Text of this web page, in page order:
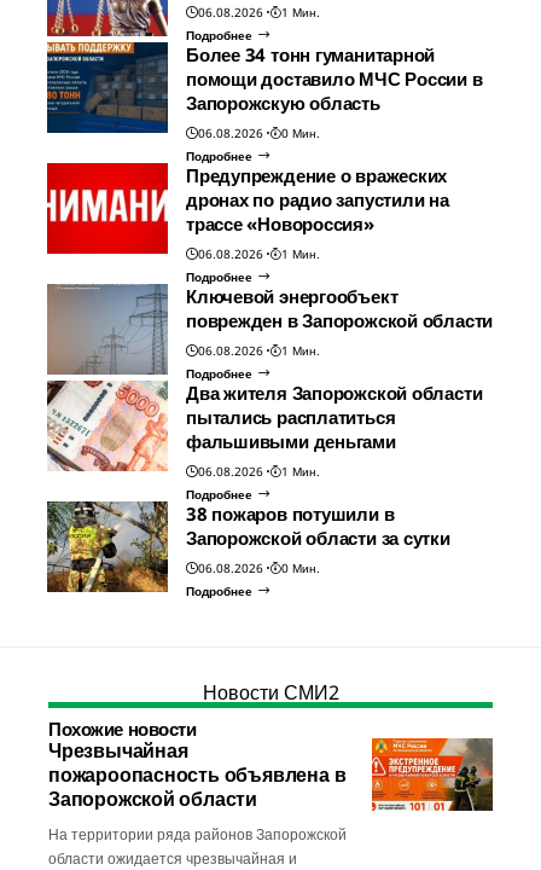
06.08.2026
1 Мин.
Подробнее
Более 34 тонн гуманитарной
помощи доставило МЧС России в
Запорожскую область
06.08.2026
0 Мин.
Подробнее
Предупреждение о вражеских
дронах по радио запустили на
трассе «Новороссия»
06.08.2026
1 Мин.
Подробнее
Ключевой энергообъект
поврежден в Запорожской области
06.08.2026
1 Мин.
Подробнее
Два жителя Запорожской области
пытались расплатиться
фальшивыми деньгами
06.08.2026
1 Мин.
Подробнее
38 пожаров потушили в
Запорожской области за сутки
06.08.2026
0 Мин.
Подробнее
Новости СМИ2
Похожие новости
Чрезвычайная
пожароопасность объявлена в
Запорожской области
На территории ряда районов Запорожской
области ожидается чрезвычайная и